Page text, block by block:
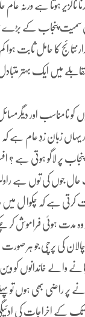
ہوتا ہے ورنہ عام
سمیت پنجاب کے بڑے
کا حامل ثابت ہوا کم
میں ایک بہتر
اور دیگرمسائل
یہاں زبان زدِ عام ہے
پر لاگو ہوتی ہے ؟
جوں کی توں ہے
کرتی ہے کہ چکوا ل
وہ مدت ہوئی فراموش کر
کی پرچی جو ہر
خاندانوں کو وین
پر راضی بھی ہوں
تک کے اخراجات کی